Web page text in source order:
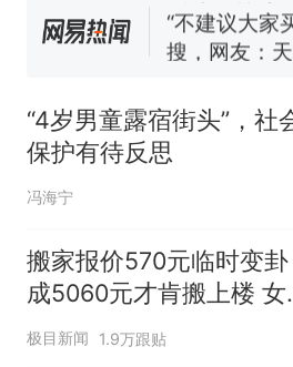
已叫停招聘
核查
“不建议大家
搜，网友：天
汁，致多名
队上厕所！
人只有2个厕
非每架飞机
热
那个在床
因老师一句“
“4岁男童露宿街头”，社
保护有待反思
冯海宁
搬家报价570元临时变卦
成5060元才肯搬上楼 女
子傻眼
极目新闻 1.9万跟贴